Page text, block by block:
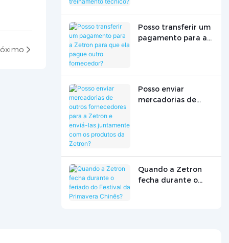
treinamento
técnico?
Posso transferir um
pagamento para a
Posso enviar
mercadorias de
Zetron?
Quando a Zetron
fecha durante o